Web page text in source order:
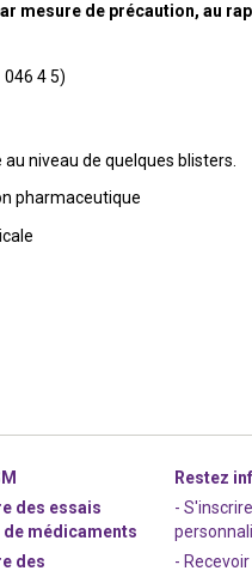
mesure de précaution, au
4 5)
niveau de quelques blisters.
pharmaceutique
des essais
médicaments
des
Restez
-
-